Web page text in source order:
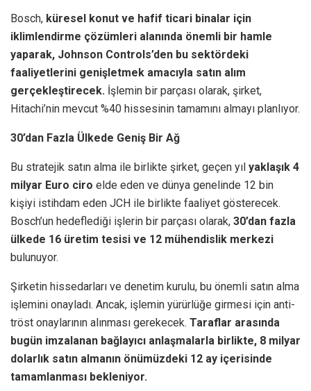
Bosch, küresel konut ve hafif ticari binalar için
iklimlendirme çözümleri alanında önemli bir hamle
yaparak, Johnson Controls’den bu sektördeki
faaliyetlerini genişletmek amacıyla satın alım
gerçekleştirecek. İşlemin bir parçası olarak, şirket,
Hitachi’nin mevcut %40 hissesinin tamamını almayı planlıyor.
30’dan Fazla Ülkede Geniş Bir Ağ
Bu stratejik satın alma ile birlikte şirket, geçen yıl yaklaşık 4
milyar Euro ciro elde eden ve dünya genelinde 12 bin
kişiyi istihdam eden JCH ile birlikte faaliyet gösterecek.
Bosch’un hedeflediği işlerin bir parçası olarak, 30’dan fazla
ülkede 16 üretim tesisi ve 12 mühendislik merkezi
bulunuyor.
Şirketin hissedarları ve denetim kurulu, bu önemli satın alma
işlemini onayladı. Ancak, işlemin yürürlüğe girmesi için anti-
tröst onaylarının alınması gerekecek. Taraflar arasında
bugün imzalanan bağlayıcı anlaşmalarla birlikte, 8 milyar
dolarlık satın almanın önümüzdeki 12 ay içerisinde
tamamlanması bekleniyor.